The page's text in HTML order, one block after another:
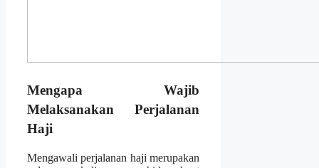
Mengapa Wajib
Melaksanakan Perjalanan
Haji
Mengawali perjalanan haji merupakan